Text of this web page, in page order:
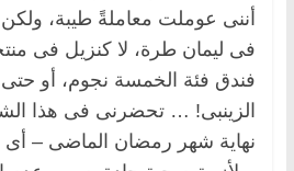
أننى عوملت معاملةً طيبة،
فى ليمان طرة، لا كنزيل فى
فندق فئة الخمسة نجوم، أو
الزينبى! … تحضرنى فى هذا
نهاية شهر رمضان الماضى –